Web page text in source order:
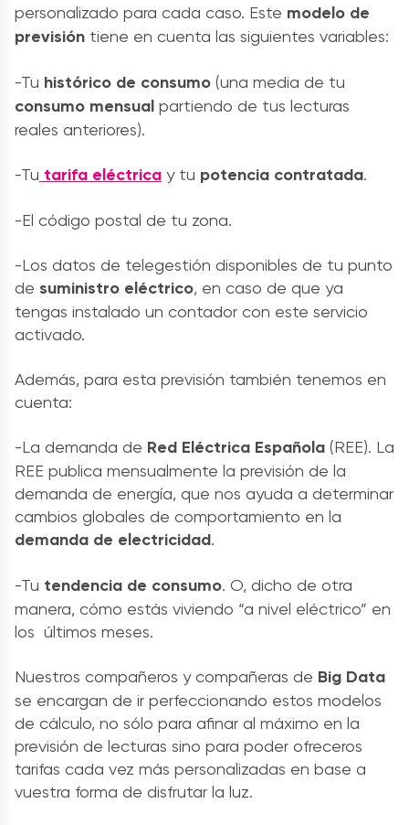
personalizado para cada caso. Este modelo de
previsión tiene en cuenta las siguientes variables:
-Tu histórico de consumo (una media de tu
consumo mensual partiendo de tus lecturas
reales anteriores).
-Tu tarifa eléctrica y tu potencia contratada.
-El código postal de tu zona.
-Los datos de telegestión disponibles de tu punto
de suministro eléctrico, en caso de que ya
tengas instalado un contador con este servicio
activado.
Además, para esta previsión también tenemos en
cuenta:
-La demanda de Red Eléctrica Española (REE). La
REE publica mensualmente la previsión de la
demanda de energía, que nos ayuda a determinar
cambios globales de comportamiento en la
demanda de electricidad.
-Tu tendencia de consumo. O, dicho de otra
manera, cómo estás viviendo “a nivel eléctrico” en
los últimos meses.
Nuestros compañeros y compañeras de Big Data
se encargan de ir perfeccionando estos modelos
de cálculo, no sólo para afinar al máximo en la
previsión de lecturas sino para poder ofreceros
tarifas cada vez más personalizadas en base a
vuestra forma de disfrutar la luz.